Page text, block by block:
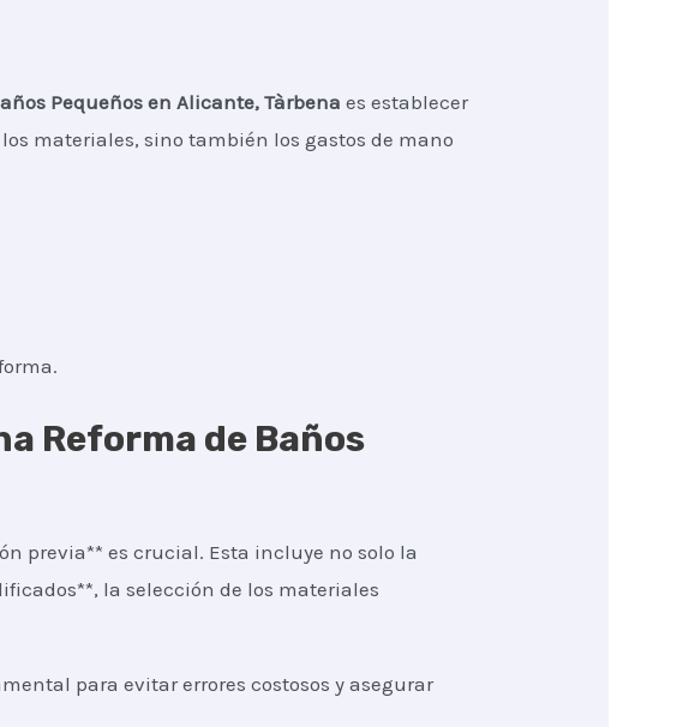
Pequeños en Alicante, Tàrbenaes establecer
materiales, sino también los gastos de mano
Reforma de Baños
previa** es crucial. Esta incluye no solo la
la selección de los materiales
para evitar errores costosos y asegurar